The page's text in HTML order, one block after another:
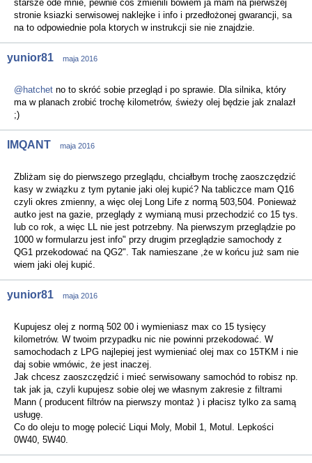
starsze ode mnie, pewnie cos zmienili bowiem ja mam na pierwszej
stronie ksiazki serwisowej naklejke i info i przedłożonej gwarancji, sa
na to odpowiednie pola ktorych w instrukcji sie nie znajdzie.
yunior81 maja 2016
@hatchet no to skróć sobie przegląd i po sprawie. Dla silnika, który
ma w planach zrobić trochę kilometrów, świeży olej będzie jak znalazł
;)
IMQANT maja 2016
Zbliżam się do pierwszego przeglądu, chciałbym trochę zaoszczędzić
kasy w związku z tym pytanie jaki olej kupić? Na tabliczce mam Q16
czyli okres zmienny, a więc olej Long Life z normą 503,504. Ponieważ
autko jest na gazie, przeglądy z wymianą musi przechodzić co 15 tys.
lub co rok, a więc LL nie jest potrzebny. Na pierwszym przeglądzie po
1000 w formularzu jest info" przy drugim przeglądzie samochody z
QG1 przekodować na QG2". Tak namieszane ,że w końcu już sam nie
wiem jaki olej kupić.
yunior81 maja 2016
Kupujesz olej z normą 502 00 i wymieniasz max co 15 tysięcy
kilometrów. W twoim przypadku nic nie powinni przekodować. W
samochodach z LPG najlepiej jest wymieniać olej max co 15TKM i nie
daj sobie wmówic, że jest inaczej.
Jak chcesz zaoszczędzić i mieć serwisowany samochód to robisz np.
tak jak ja, czyli kupujesz sobie olej we własnym zakresie z filtrami
Mann ( producent filtrów na pierwszy montaż ) i płacisz tylko za samą
usługę.
Co do oleju to mogę polecić Liqui Moly, Mobil 1, Motul. Lepkości
0W40, 5W40.